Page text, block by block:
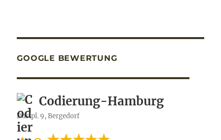
GOOGLE BEWERTUNG
Codierung-Hamburg
Dusipl. 9, Bergedorf